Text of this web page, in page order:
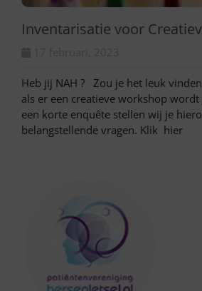
Inventarisatie voor
Heb jij NAH ? Zou je het leuk
als er een creatieve workshop wordt
een korte enquête stellen wij je
belangstellende vragen. Klik hier